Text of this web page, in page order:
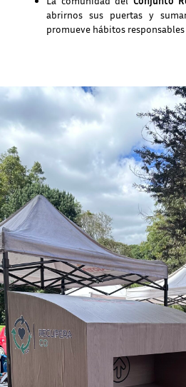
abrirnos sus puertas y
promueve hábitos